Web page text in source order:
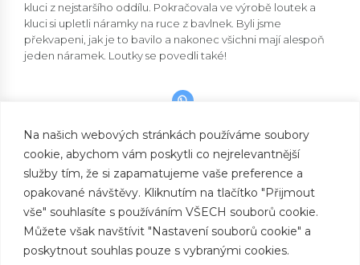
Na našich webových stránkách používáme soubory
cookie, abychom vám poskytli co nejrelevantnější
služby tím, že si zapamatujeme vaše preference a
opakované návštěvy. Kliknutím na tlačítko "Přijmout
vše" souhlasíte s používáním VŠECH souborů cookie.
Můžete však navštívit "Nastavení souborů cookie" a
poskytnout souhlas pouze s vybranými cookies.
kluci z nejstaršího oddílu. Pokračovala ve výrobě loutek a
kluci si upletli náramky na ruce z bavlnek. Byli jsme
překvapeni, jak je to bavilo a nakonec všichni mají alespoň
jeden náramek. Loutky se povedli také!
PREVIOUS
Cvičení s obručemi
NEXT
Výroba erbů